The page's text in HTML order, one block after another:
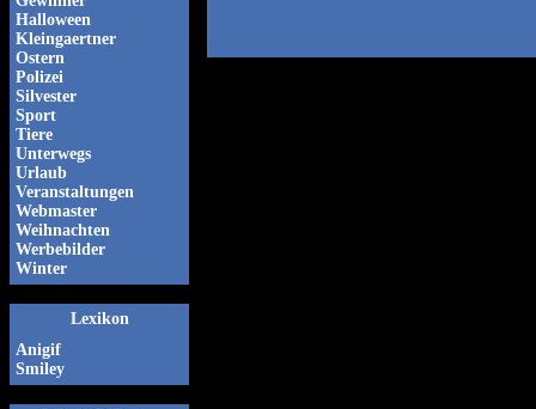
Halloween
Kleingaertner
Ostern
Polizei
Silvester
Sport
Tiere
Unterwegs
Urlaub
Veranstaltungen
Webmaster
Weihnachten
Werbebilder
Winter
Lexikon
Anigif
Smiley